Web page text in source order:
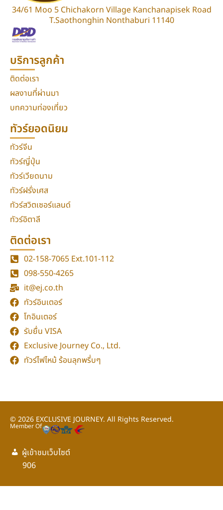
34/61 Moo 5 Chichakorn Village Kanchanapisek Road
T.Saothonghin Nonthaburi 11140
บริการลูกค้า
ติดต่อเรา
ผลงานที่ผ่านมา
บทความท่องเที่ยว
ทัวร์ยอดนิยม
ทัวร์จีน
ทัวร์ญี่ปุ่น
ทัวร์เวียดนาม
ทัวร์ฝรั่งเศส
ทัวร์สวิตเซอร์แลนด์
ทัวร์อิตาลี
ติดต่อเรา
02-158-7065Ext.101-112
098-550-4265
it@ej.co.th
ทัวร์อินเตอร์
โกอินเตอร์
รับยื่น VISA
Exclusive Journey Co., Ltd.
ทัวร์ไฟไหม้ ร้อนลุกพรึ่บๆ
© 2026 EXCLUSIVE JOURNEY. All Rights Reserved.
Member Of
ผู้เข้าชมเว็บไซต์
906